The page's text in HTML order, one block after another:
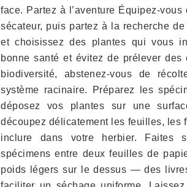
face. Partez à l’aventure Équipez-
sécateur, puis partez à la recherche
et choisissez des plantes qui vous
bonne santé et évitez de prélever
biodiversité, abstenez-vous de
système racinaire. Préparez les
déposez vos plantes sur une
découpez délicatement les feuilles, les
inclure dans votre herbier. Faites
spécimens entre deux feuilles de
poids légers sur le dessus — des